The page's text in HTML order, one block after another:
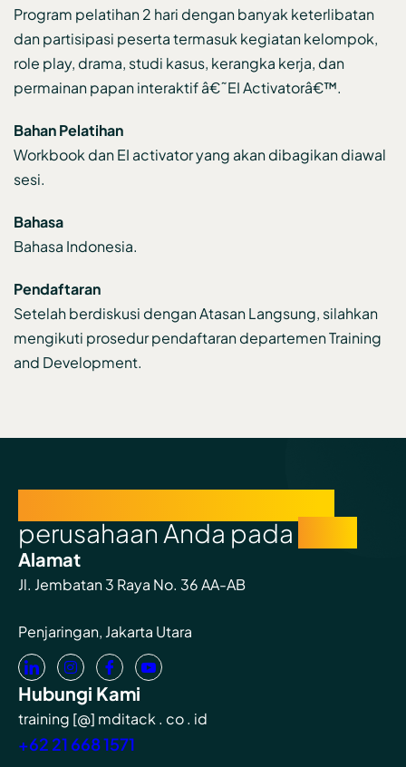
Program pelatihan 2 hari dengan banyak keterlibatan
dan partisipasi peserta termasuk kegiatan kelompok,
role play, drama, studi kasus, kerangka kerja, dan
permainan papan interaktif â€˜EI Activatorâ€™.
Bahan Pelatihan
Workbook dan EI activator yang akan dibagikan diawal
sesi.
Bahasa
Bahasa Indonesia.
Pendaftaran
Setelah berdiskusi dengan Atasan Langsung, silahkan
mengikuti prosedur pendaftaran departemen Training
and Development.
perusahaan Anda pada
Alamat
Jl. Jembatan 3 Raya No. 36 AA-AB
Penjaringan, Jakarta Utara
Hubungi Kami
training [@] mditack . co . id
+62 21 668 1571